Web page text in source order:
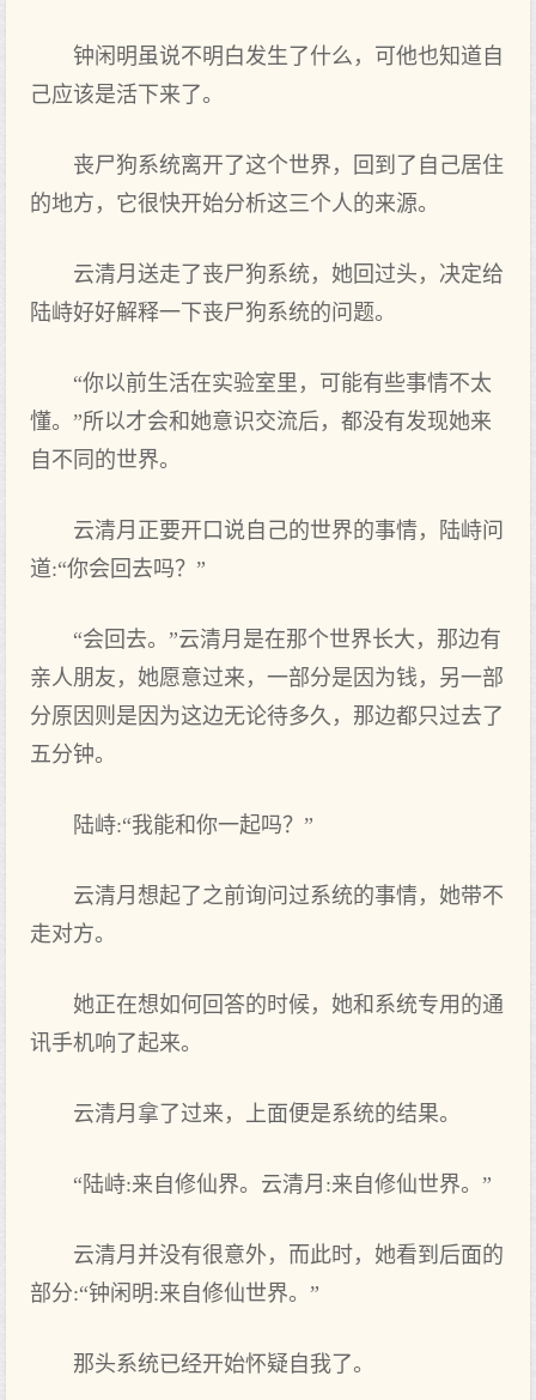
钟闲明虽说不明白发生了什么，可他也知道自
己应该是活下来了。
丧尸狗系统离开了这个世界，回到了自己居住
的地方，它很快开始分析这三个人的来源。
云清月送走了丧尸狗系统，她回过头，决定给
陆峙好好解释一下丧尸狗系统的问题。
“你以前生活在实验室里，可能有些事情不太
懂。”所以才会和她意识交流后，都没有发现她来
自不同的世界。
云清月正要开口说自己的世界的事情，陆峙问
道:“你会回去吗？”
“会回去。”云清月是在那个世界长大，那边有
亲人朋友，她愿意过来，一部分是因为钱，另一部
分原因则是因为这边无论待多久，那边都只过去了
五分钟。
陆峙:“我能和你一起吗？”
云清月想起了之前询问过系统的事情，她带不
走对方。
她正在想如何回答的时候，她和系统专用的通
讯手机响了起来。
云清月拿了过来，上面便是系统的结果。
“陆峙:来自修仙界。云清月:来自修仙世界。”
云清月并没有很意外，而此时，她看到后面的
部分:“钟闲明:来自修仙世界。”
那头系统已经开始怀疑自我了。